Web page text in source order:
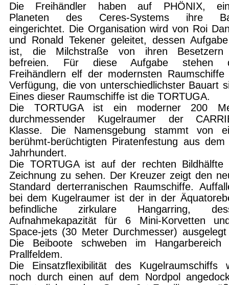
Die Freihändler haben auf PHÖNIX,
Planeten des Ceres-Systems ihre
eingerichtet. Die Organisation wird von Roi
und Ronald Tekener geleitet, dessen
ist, die Milchstraße von ihren
befreien. Für diese Aufgabe stehen
Freihändlern elf der modernsten Raumschiffe
Verfügung, die von unterschiedlichster Bauart
Eines dieser Raumschiffe ist die TORTUGA.
Die TORTUGA ist ein moderner 200
durchmessender Kugelraumer der
Klasse. Die Namensgebung stammt von
berühmt-berüchtigten Piratenfestung aus dem
Jahrhundert.
Die TORTUGA ist auf der rechten Bildhälfte
Zeichnung zu sehen. Der Kreuzer zeigt den
Standard derterranischen Raumschiffe.
bei dem Kugelraumer ist der in der
befindliche zirkulare Hangarring,
Aufnahmekapazität für 6 Mini-Korvetten
Space-jets (30 Meter Durchmesser)
Die Beiboote schweben im Hangarbereich
Prallfeldem.
Die Einsatzflexibilität des Kugelraumschiffs
noch durch einen auf dem Nordpol